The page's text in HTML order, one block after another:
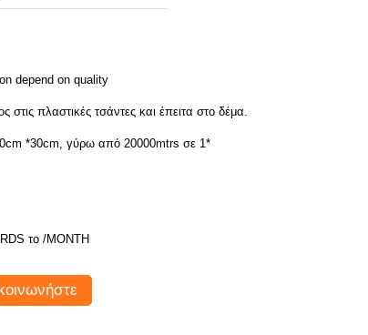
depend on quality
στις πλαστικές τσάντες και έπειτα στο δέμα.
*30cm, γύρω από 20000mtrs σε 1*
το /MONTH